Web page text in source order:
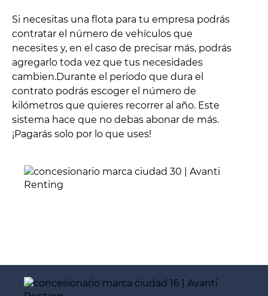
Si necesitas una flota para tu empresa podrás
contratar el número de vehículos que
necesites y, en el caso de precisar más, podrás
agregarlo toda vez que tus necesidades
cambien.Durante el periodo que dura el
contrato podrás escoger el número de
kilómetros que quieres recorrer al año. Este
sistema hace que no debas abonar de más.
¡Pagarás solo por lo que uses!